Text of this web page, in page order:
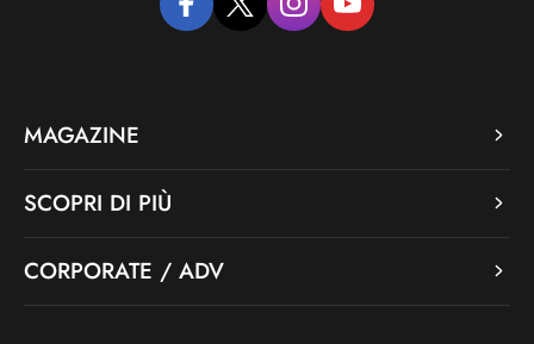
facebooktwitter instagramyoutube
MAGAZINE
SCOPRI DI PIÙ
CORPORATE / ADV